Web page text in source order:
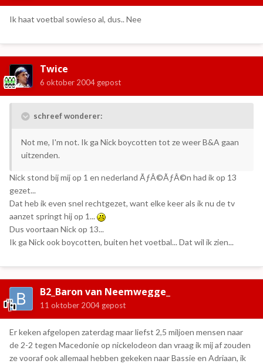
Ik haat voetbal sowieso al, dus.. Nee
Twice
6 oktober 2004 gepost
schreef wonderer:
Not me, I'm not. Ik ga Nick boycotten tot ze weer B&A gaan
uitzenden.
Nick stond bij mij op 1 en nederland ÃƒÂ©ÃƒÂ©n had ik op 13
gezet...
Dat heb ik even snel rechtgezet, want elke keer als ik nu de tv
aanzet springt hij op 1...
Dus voortaan Nick op 13...
Ik ga Nick ook boycotten, buiten het voetbal... Dat wil ik zien...
B2_Baron van Neemwegge_
11 oktober 2004 gepost
Er keken afgelopen zaterdag maar liefst 2,5 miljoen mensen naar
de 2-2 tegen Macedonie op nickelodeon dan vraag ik mij af zouden
ze vooraf ook allemaal hebben gekeken naar Bassie en Adriaan, ik